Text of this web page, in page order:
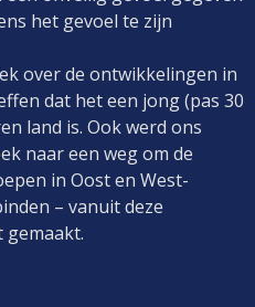
het gevoel te zijn
over de ontwikkelingen in
dat het een jong (pas 30
land is. Ook werd ons
naar een weg om de
in Oost en West-
– vanuit deze